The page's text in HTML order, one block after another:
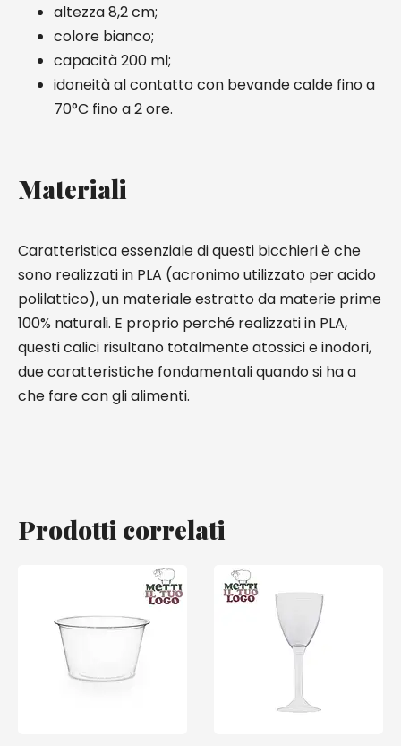
altezza 8,2 cm;
colore bianco;
capacità 200 ml;
idoneità al contatto con bevande calde fino a
70°C fino a 2 ore.
Materiali
Caratteristica essenziale di questi bicchieri è che
sono realizzati in PLA (acronimo utilizzato per acido
polilattico), un materiale estratto da materie prime
100% naturali. E proprio perché realizzati in PLA,
questi calici risultano totalmente atossici e inodori,
due caratteristiche fondamentali quando si ha a
che fare con gli alimenti.
Prodotti correlati